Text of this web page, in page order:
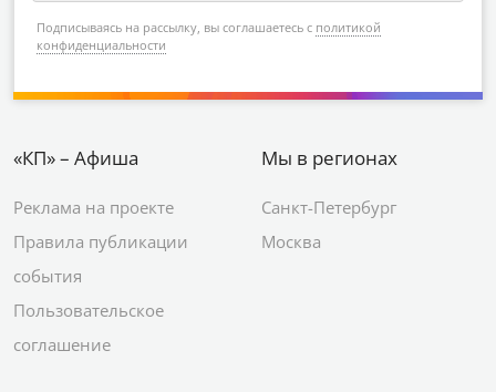
Подписываясь на рассылку, вы соглашаетесь с политикой
конфиденциальности
«КП» – Афиша
Реклама на проекте
Правила публикации
события
Пользовательское
соглашение
Мы в регионах
Санкт-Петербург
Москва